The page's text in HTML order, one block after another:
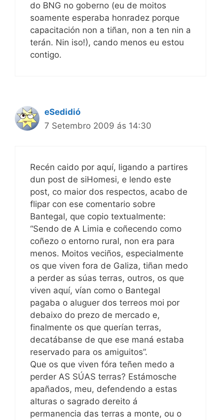
do BNG no goberno (eu de moitos
soamente esperaba honradez porque
capacitación non a tiñan, non a ten nin a
terán. Nin iso!), cando menos eu estou
contigo.
eSedidió
7 Setembro 2009 ás 14:30
Recén caido por aquí, ligando a partires
dun post de siHomesi, e lendo este
post, co maior dos respectos, acabo de
flipar con ese comentario sobre
Bantegal, que copio textualmente:
“Sendo de A Limia e coñecendo como
coñezo o entorno rural, non era para
menos. Moitos veciños, especialmente
os que viven fora de Galiza, tiñan medo
a perder as súas terras, outros, os que
viven aquí, vían como o Bantegal
pagaba o aluguer dos terreos moi por
debaixo do prezo de mercado e,
finalmente os que querían terras,
decatábanse de que ese maná estaba
reservado para os amiguitos”.
Que os que viven fóra teñen medo a
perder AS SÚAS terras? Estámosche
apañados, meu, defendendo a estas
alturas o sagrado dereito á
permanencia das terras a monte, ou o